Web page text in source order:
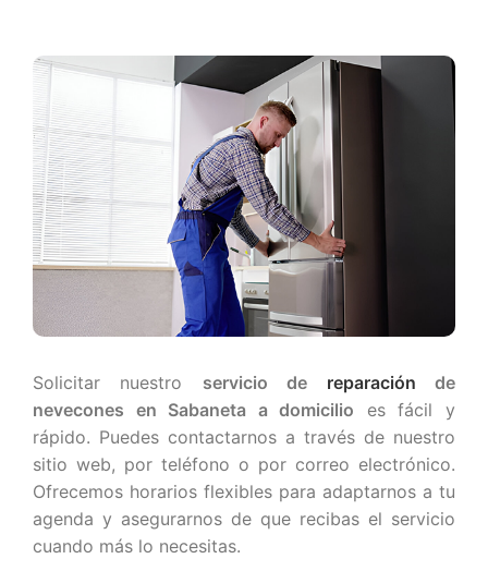
Solicitar nuestro servicio de reparación de
nevecones en Sabaneta a domicilio es fácil y
rápido. Puedes contactarnos a través de nuestro
sitio web, por teléfono o por correo electrónico.
Ofrecemos horarios flexibles para adaptarnos a tu
agenda y asegurarnos de que recibas el servicio
cuando más lo necesitas.